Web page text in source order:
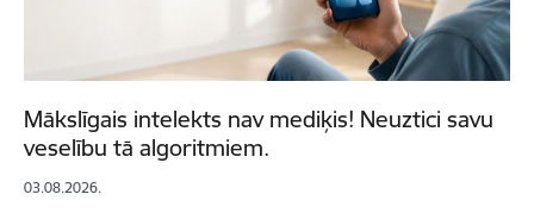
Mākslīgais intelekts nav mediķis! Neuztici savu
veselību tā algoritmiem.
03.08.2026.